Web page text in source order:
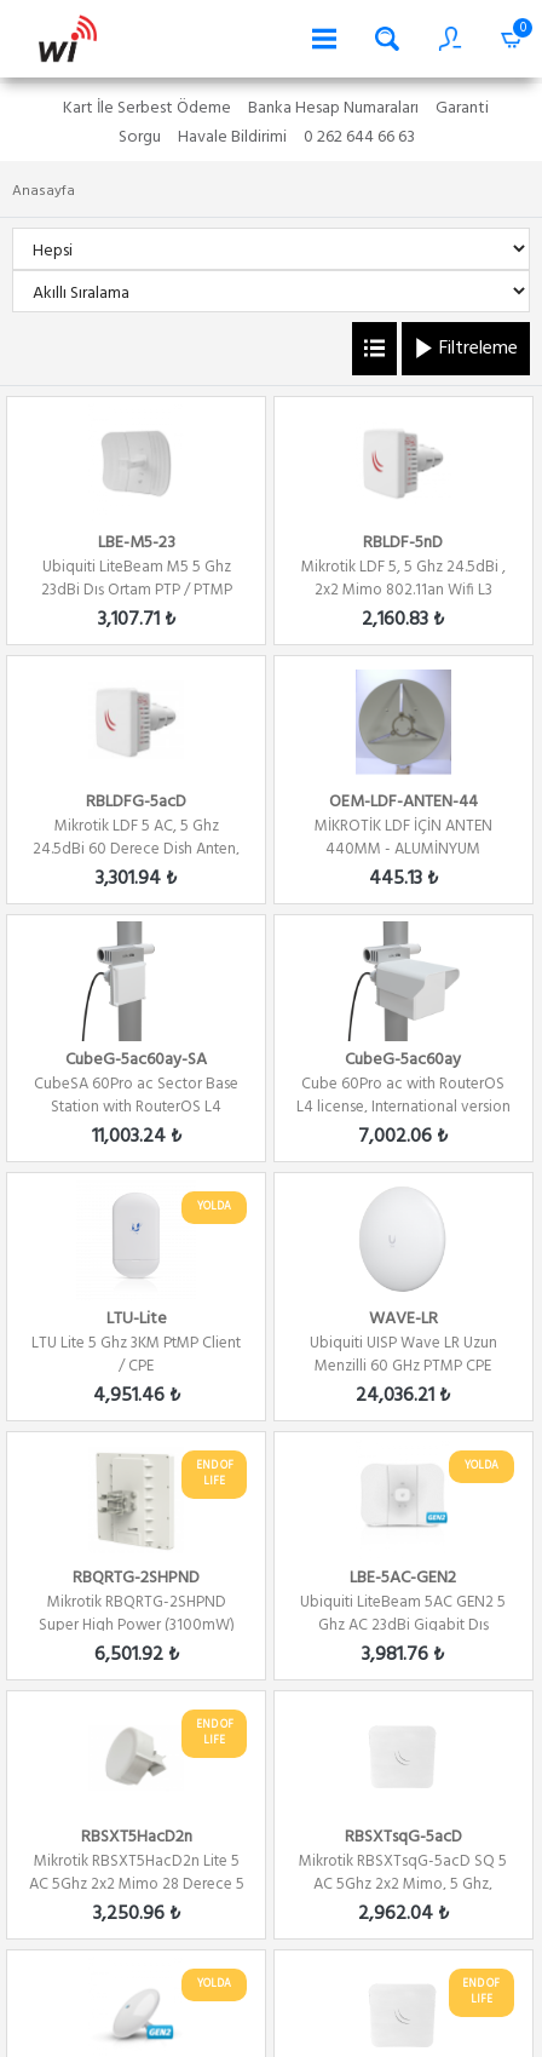
0
Kart İle Serbest Ödeme Banka Hesap Numaraları
Garanti
Sorgu
Havale Bildirimi 0 262 644 66 63
Anasayfa
Filtreleme
LBE-M5-23
Ubiquiti LiteBeam M5 5 Ghz
23dBi Dış Ortam PTP / PTMP
3,107.71 ₺
RBLDF-5nD
Mikrotik LDF 5, 5 Ghz 24.5dBi ,
2x2 Mimo 802.11an Wifi L3
2,160.83 ₺
RBLDFG-5acD
Mikrotik LDF 5 AC, 5 Ghz
24.5dBi 60 Derece Dish Anten,
2x2 802.11A...
3,301.94 ₺
OEM-LDF-ANTEN-44
MİKROTİK LDF İÇİN ANTEN
440MM - ALUMİNYUM
PARABOL
445.13 ₺
CubeG-5ac60ay-SA
CubeSA 60Pro ac Sector Base
Station with RouterOS L4
license
11,003.24 ₺
CubeG-5ac60ay
Cube 60Pro ac with RouterOS
L4 license, International version
7,002.06 ₺
YOLDA
LTU-Lite
LTU Lite 5 Ghz 3KM PtMP Client
/ CPE
4,951.46 ₺
WAVE-LR
Ubiquiti UISP Wave LR Uzun
Menzilli 60 GHz PTMP CPE
RADYO LİNK
24,036.21 ₺
END OF
LIFE
RBQRTG-2SHPND
Mikrotik RBQRTG-2SHPND
Super High Power (3100mW)
2.4Ghz PTP/PTMP L4
6,501.92 ₺
YOLDA
LBE-5AC-GEN2
Ubiquiti LiteBeam 5AC GEN2 5
Ghz AC 23dBi Gigabit Dış
Ortam PTP...
3,981.76 ₺
END OF
LIFE
RBSXT5HacD2n
Mikrotik RBSXT5HacD2n Lite 5
AC 5Ghz 2x2 Mimo 28 Derece 5
Ghz 16D...
3,250.96 ₺
RBSXTsqG-5acD
Mikrotik RBSXTsqG-5acD SQ 5
AC 5Ghz 2x2 Mimo, 5 Ghz,
16Dbi Alıcı,2...
2,962.04 ₺
YOLDA
END OF
LIFE